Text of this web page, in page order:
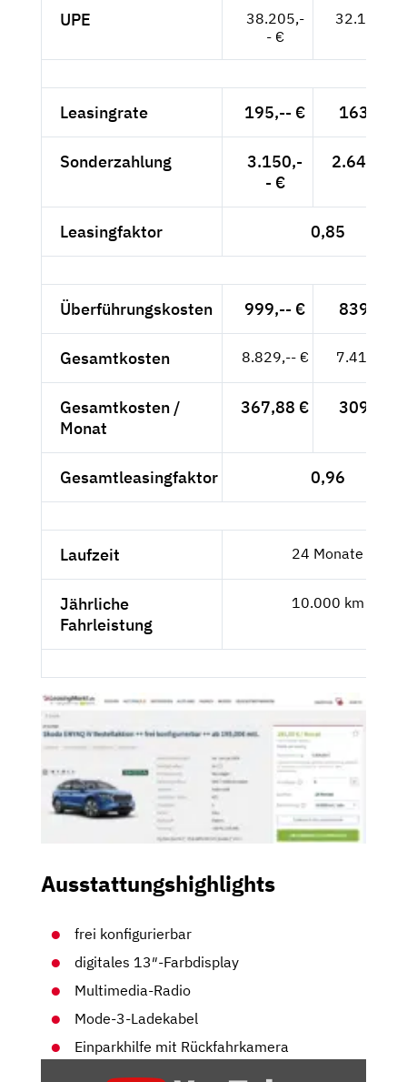
UPE
38.205,-
- €
32.105,--
Leasingrate 195,-- € 163,87 €
Sonderzahlung
3.150,-
- €
2.647,06
Leasingfaktor 0,85
Überführungskosten 999,-- € 839,50 €
Gesamtkosten 8.829,-- € 7.419,33
Gesamtkosten /
Monat
367,88 € 309,14 €
Gesamtleasingfaktor 0,96
Laufzeit 24 Monate
Jährliche
Fahrleistung
10.000 km
Ausstattungshighlights
frei konfigurierbar
digitales 13″-Farbdisplay
Multimedia-Radio
Mode-3-Ladekabel
Einparkhilfe mit Rückfahrkamera